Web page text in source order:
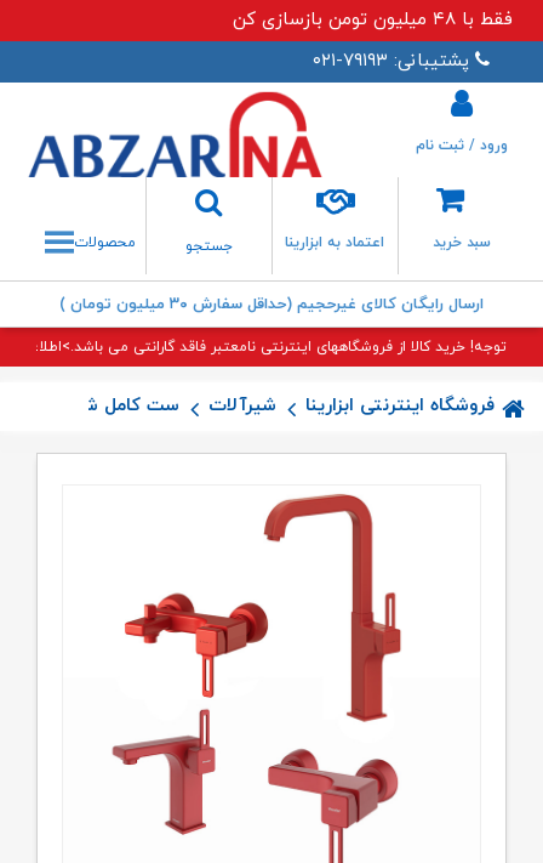
فقط با ۴۸ میلیون تومن بازسازی کن
پشتیبانی: ۷۹۱۹۳-۰۲۱
سبد خرید اعتماد به ابزارینا
جستجو
جستجو
ورود / ثبت نام
محصولات
ارسال رایگان کالای غیرحجیم (حداقل سفارش ۳۰ میلیون تومان )
توجه! خرید کالا از فروشگاههای اینترنتی نامعتبر فاقد گارانتی می باشد.>اطلاعات
فروشگاه اینترنتی ابزارینا شیرآلات ست کامل شیرآلات